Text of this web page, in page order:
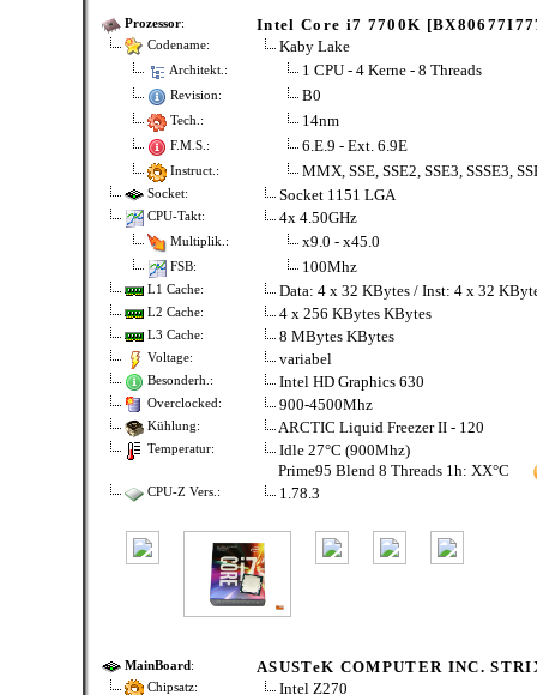
Prozessor: Intel Core i7 7700K
Codename: Kaby Lake
Architekt.: 1 CPU - 4 Kerne - 8 Threads
Revision: B0
Tech.: 14nm
F.M.S.: 6.E.9 - Ext. 6.9E
Instruct.: MMX, SSE, SSE2, SSE3, SSSE3,
Socket: Socket 1151 LGA
CPU-Takt: 4x 4.50GHz
Multiplik.: x9.0 - x45.0
FSB: 100Mhz
L1 Cache: Data: 4 x 32 KBytes / Inst: 4 x 32
L2 Cache: 4 x 256 KBytes KBytes
L3 Cache: 8 MBytes KBytes
Voltage: variabel
Besonderh.: Intel HD Graphics 630
Overclocked: 900-4500Mhz
Kühlung: ARCTIC Liquid Freezer II - 120
Temperatur:
Idle 27°C (900Mhz)
Prime95 Blend 8 Threads 1h: XX°C
CPU-Z Vers.: 1.78.3
MainBoard: ASUSTeK COMPUTER INC.
Chipsatz: Intel Z270